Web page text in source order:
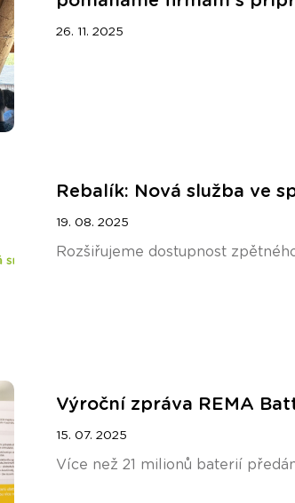
26. 11. 2025
Rebalík: Nová služba ve
19. 08. 2025
Rozšiřujeme dostupnost
Výroční zpráva REMA
15. 07. 2025
Více než 21 milionů baterií